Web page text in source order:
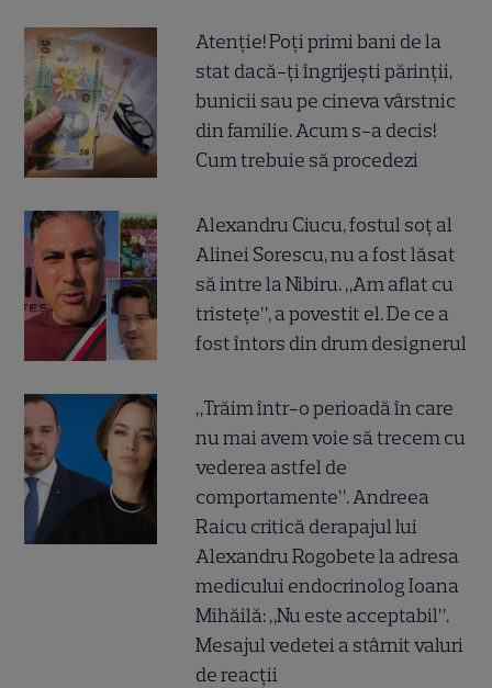
Atenție! Poți primi bani de la
stat dacă-ți îngrijești părinții,
bunicii sau pe cineva vârstnic
din familie. Acum s-a decis!
Cum trebuie să procedezi
Alexandru Ciucu, fostul soț al
Alinei Sorescu, nu a fost lăsat
să intre la Nibiru. „Am aflat cu
tristețe”, a povestit el. De ce a
fost întors din drum designerul
„Trăim într-o perioadă în care
nu mai avem voie să trecem cu
vederea astfel de
comportamente”. Andreea
Raicu critică derapajul lui
Alexandru Rogobete la adresa
medicului endocrinolog Ioana
Mihăilă: „Nu este acceptabil”.
Mesajul vedetei a stârnit valuri
de reacții